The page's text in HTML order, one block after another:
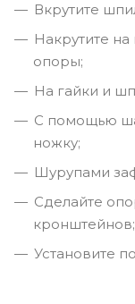
Вкрутите
Накрутите на
опоры;
На гайки и
С помощью
ножку;
Шурупами
Сделайте
кронштейнов;
Установите